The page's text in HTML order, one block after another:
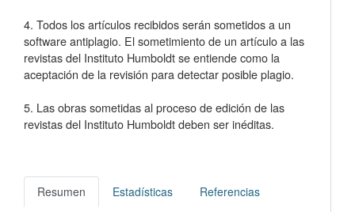
Resumen Estadísticas
Referencias
4. Todos los artículos recibidos serán sometidos a un
software antiplagio. El sometimiento de un artículo a las
revistas del Instituto Humboldt se entiende como la
aceptación de la revisión para detectar posible plagio.
5. Las obras sometidas al proceso de edición de las
revistas del Instituto Humboldt deben ser inéditas.